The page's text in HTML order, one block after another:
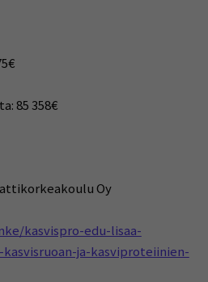
85 358€
Oy
kasvispro-edu-lisaa-
ja-kasviproteiinien-